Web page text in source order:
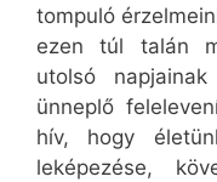
tompuló
ezen túl talán
utolsó
ünneplő
hív, hogy
leképezése,